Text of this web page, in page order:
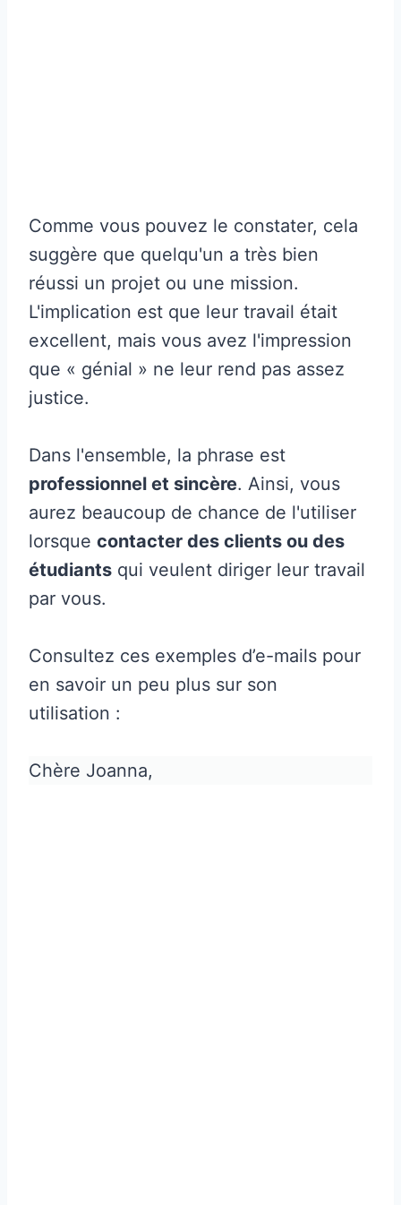
Comme vous pouvez le constater, cela
suggère que quelqu'un a très bien
réussi un projet ou une mission.
L'implication est que leur travail était
excellent, mais vous avez l'impression
que « génial » ne leur rend pas assez
justice.
Dans l'ensemble, la phrase est
professionnel et sincère. Ainsi, vous
aurez beaucoup de chance de l'utiliser
lorsque contacter des clients ou des
étudiants qui veulent diriger leur travail
par vous.
Consultez ces exemples d’e-mails pour
en savoir un peu plus sur son
utilisation :
Chère Joanna,